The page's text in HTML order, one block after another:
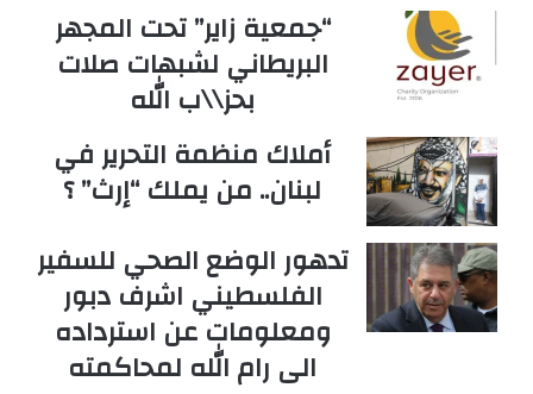
“جمعية زاير” تحت المجهر
البريطاني لشبهات صلات
بحز\\ب الله
أملاك منظمة التحرير في
لبنان.. من يملك “إرث” ؟
تدهور الوضع الصحي للسفير
الفلسطيني اشرف دبور
ومعلومات عن استرداده
الى رام الله لمحاكمته